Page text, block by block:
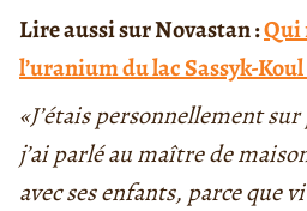
Lire aussi sur Novastan :Qui
l’uranium du lac Sassyk-
«J’étais personnellement
j’ai parlé au maître de
avec ses enfants, parce que